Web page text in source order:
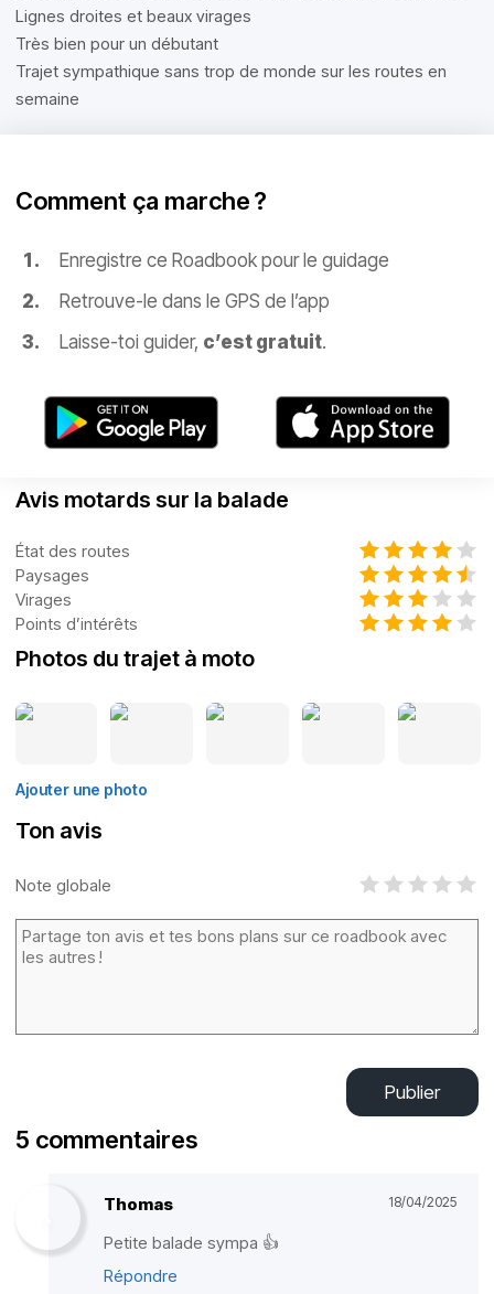
Lignes droites et beaux virages
Très bien pour un débutant
Trajet sympathique sans trop de monde sur les routes en
semaine
Comment ça marche ?
Enregistre ce Roadbook pour le guidage
Retrouve-le dans le GPS de l’app
Laisse-toi guider, c’est gratuit.
Avis motards sur la balade
État des routes
Paysages
Virages
Points d’intérêts
Photos du trajet à moto
Ajouter une photo
Ton avis
Note globale
Publier
5 commentaires
Thomas 18/04/2025
Petite balade sympa 👍
Répondre